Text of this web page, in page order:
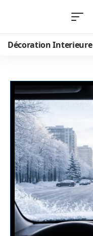
Décoration Interieure